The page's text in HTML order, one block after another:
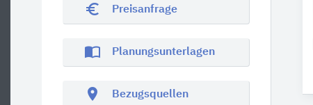
euro_symbol Preisanfrage
import_contacts Planungsunterlagen
location_on Bezugsquellen